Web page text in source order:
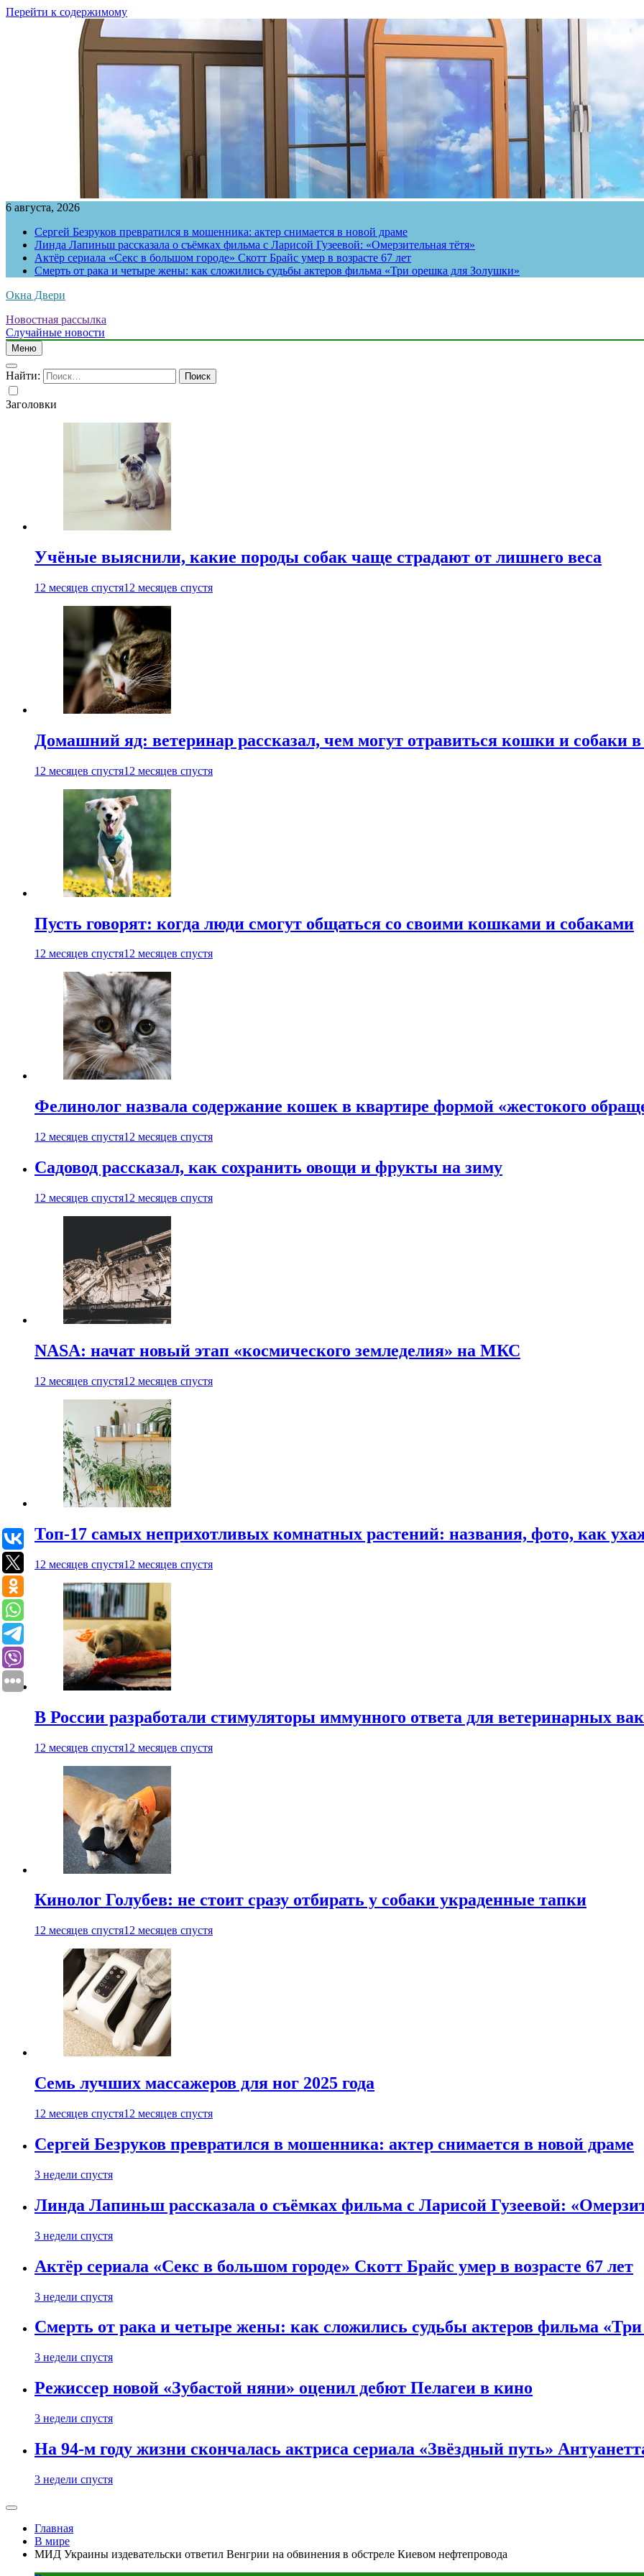
Перейти к содержимому
6 августа, 2026
Сергей Безруков превратился в мошенника: актер снимается в новой драме
Линда Лапиньш рассказала о съёмках фильма с Ларисой Гузеевой: «Омерзительная тётя»
Актёр сериала «Секс в большом городе» Скотт Брайс умер в возрасте 67 лет
Смерть от рака и четыре жены: как сложились судьбы актеров фильма «Три орешка для Золушки»
Окна Двери
Новостная рассылка
Случайные новости
Меню
Найти:
Заголовки
Учёные выяснили, какие породы собак чаще страдают от лишнего веса
12 месяцев спустя12 месяцев спустя
Домашний яд: ветеринар рассказал, чем могут отравиться кошки и собаки
12 месяцев спустя12 месяцев спустя
Пусть говорят: когда люди смогут общаться со своими кошками и собаками
12 месяцев спустя12 месяцев спустя
Фелинолог назвала содержание кошек в квартире формой «жестокого
12 месяцев спустя12 месяцев спустя
Садовод рассказал, как сохранить овощи и фрукты на зиму
12 месяцев спустя12 месяцев спустя
NASA: начат новый этап «космического земледелия» на МКС
12 месяцев спустя12 месяцев спустя
Топ-17 самых неприхотливых комнатных растений: названия, фото, как
12 месяцев спустя12 месяцев спустя
В России разработали стимуляторы иммунного ответа для ветеринарных
12 месяцев спустя12 месяцев спустя
Кинолог Голубев: не стоит сразу отбирать у собаки украденные тапки
12 месяцев спустя12 месяцев спустя
Семь лучших массажеров для ног 2025 года
12 месяцев спустя12 месяцев спустя
Сергей Безруков превратился в мошенника: актер снимается в новой драме
3 недели спустя
Линда Лапиньш рассказала о съёмках фильма с Ларисой Гузеевой:
3 недели спустя
Актёр сериала «Секс в большом городе» Скотт Брайс умер в возрасте 67 лет
3 недели спустя
Смерть от рака и четыре жены: как сложились судьбы актеров фильма
3 недели спустя
Режиссер новой «Зубастой няни» оценил дебют Пелагеи в кино
3 недели спустя
На 94-м году жизни скончалась актриса сериала «Звёздный путь»
3 недели спустя
Главная
В мире
МИД Украины издевательски ответил Венгрии на обвинения в обстреле Киевом нефтепровода